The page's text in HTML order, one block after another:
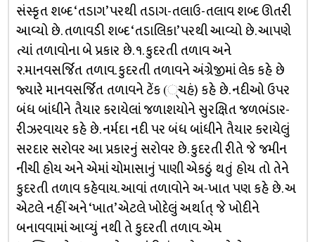
સંસ્કૃત શબ્દ ‘તડાગ’ પરથી તડાગ-તલાઉ-તલાવ શબ્દ ઊતરી
આવ્યો છે. તળાવડી શબ્દ ‘તડાલિકા’ પરથી આવ્યો છે. આપણે
ત્યાં તળાવોના બે પ્રકાર છે. ૧. કુદરતી તળાવ અને
૨.માનવસર્જિત તળાવ. કુદરતી તળાવને અંગ્રેજીમાં લેક કહે છે
જ્યારે માનવસર્જિત તળાવને ટેંક (્ચહં) કહે છે. નદીઓ ઉપર
બંધ બાંધીને તૈયાર કરાયેલાં જળાશયોને સુરક્ષિત જળભંડાર-
રીઝરવાયર કહે છે. નર્મદા નદી પર બંધ બાંધીને તૈયાર કરાયેલું
સરદાર સરોવર આ પ્રકારનું સરોવર છે. કુદરતી રીતે જે જમીન
નીચી હોય અને એમાં ચોમાસાનું પાણી એકઠું થતું હોય તો તેને
કુદરતી તળાવ કહેવાય. આવાં તળાવોને અ-ખાત પણ કહે છે. અ
એટલે નહીં અને ‘ખાત’ એટલે ખોદેલું અર્થાત્ જે ખોદીને
બનાવવામાં આવ્યું નથી તે કુદરતી તળાવ. એમ